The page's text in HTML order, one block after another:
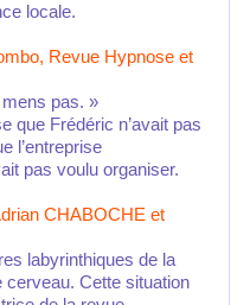
locale.
Revue Hypnose et
pas. »
que Frédéric n’avait pas
l’entreprise
pas voulu organiser.
CHABOCHE et
labyrinthiques de la
Cette situation